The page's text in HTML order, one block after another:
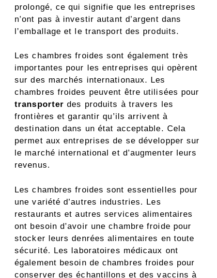
prolongé, ce qui signifie que les entreprises
n’ont pas à investir autant d’argent dans
l’emballage et le transport des produits.
Les chambres froides sont également très
importantes pour les entreprises qui opèrent
sur des marchés internationaux. Les
chambres froides peuvent être utilisées pour
transporter des produits à travers les
frontières et garantir qu’ils arrivent à
destination dans un état acceptable. Cela
permet aux entreprises de se développer sur
le marché international et d’augmenter leurs
revenus.
Les chambres froides sont essentielles pour
une variété d’autres industries. Les
restaurants et autres services alimentaires
ont besoin d’avoir une chambre froide pour
stocker leurs denrées alimentaires en toute
sécurité. Les laboratoires médicaux ont
également besoin de chambres froides pour
conserver des échantillons et des vaccins à